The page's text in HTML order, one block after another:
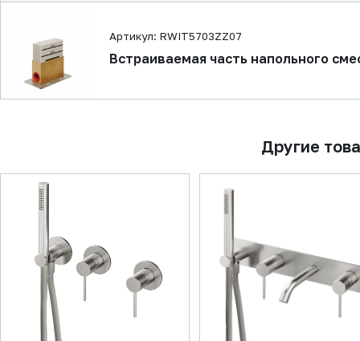
Артикул: RWIT5703ZZ07
Встраиваемая часть напольного
Другие